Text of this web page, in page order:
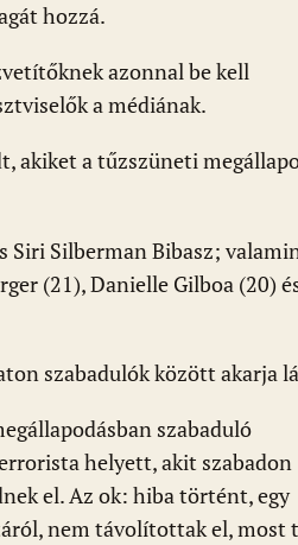
hozzá.
azonnal be kell
a médiának.
akiket a tűzszüneti
Siri Silberman Bibasz;
(21), Danielle Gilboa (20)
szabadulók között akarja
szabaduló
helyett, akit szabadon
el. Az ok: hiba történt, egy
nem távolítottak el, most